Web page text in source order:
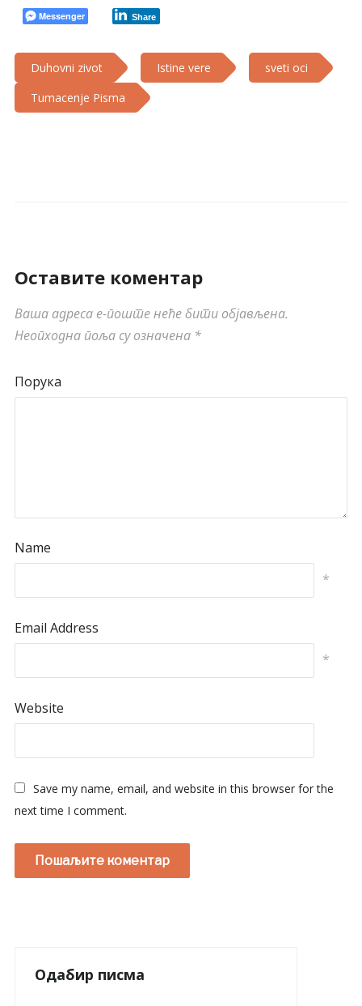
Messenger Share
Duhovni zivot Istine vere
sveti oci
Tumacenje Pisma
Оставите коментар
Ваша адреса е-поште неће бити објављена.
Неопходна поља су означена *
Порука
Name
*
Email Address
*
Website
Save my name, email, and website in this browser for the
next time I comment.
Одабир писма